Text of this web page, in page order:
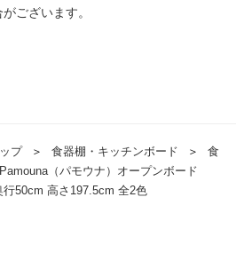
ございます。
プ ＞ 食器棚・キッチンボード ＞
食
Pamouna（パモウナ）オープンボード
行50cm 高さ197.5cm 全2色